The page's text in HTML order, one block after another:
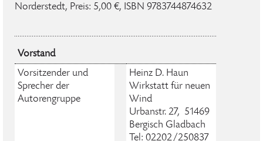
Norderstedt, Preis: 5,00 €, ISBN 9783744874632
Vorstand
Vorsitzender und
Sprecher der
Autorengruppe
Heinz D. Haun
⁢Wirkstatt für neuen
Wind
Urbanstr. 27, 51469
Bergisch Gladbach
Tel: 02202/250837